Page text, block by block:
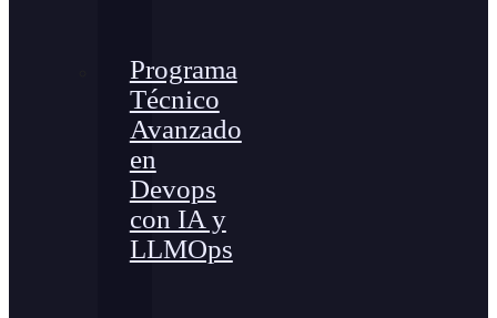
Programa
Técnico
Avanzado
en
Devops
con IA y
LLMOps